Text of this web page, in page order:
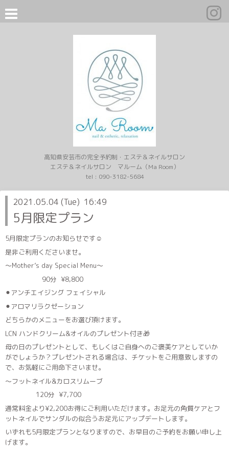
高知県安芸市の完全予約制・エステ＆ネイルサロン
エステ＆ネイルサロン マルーム（Ma Room）
tel : 090-3182-5684
2021.05.04 (Tue) 16:49
5月限定プラン
5月限定プランのお知らせです☺︎
是非ご利用くださいませ。
〜Mother’s day Special Menu〜
90分 ¥8,800
⚫︎アンチエイジング フェイシャル
⚫︎アロマリラクゼーション
どちらかのメニューをお選び頂けます。
LCN ハンドクリーム&オイルのプレゼント付き🎁
母の日のプレゼントとして、もしくはご自身へのご褒美ケアとしていか
がでしょうか？プレゼントされる場合は、チケットをご用意致しますの
で、お気軽にご用命下さいませ。
〜フットネイル&カロスリムーブ
120分 ¥7,700
通常料金より¥2,200お得にご利用いただけます。お足元の角質ケアとフ
ットネイルでサンダルの似合うお足元にアップデートします。
いずれも5月限定プランとなりますので、お早目のご予約をお願い申し上
げます。